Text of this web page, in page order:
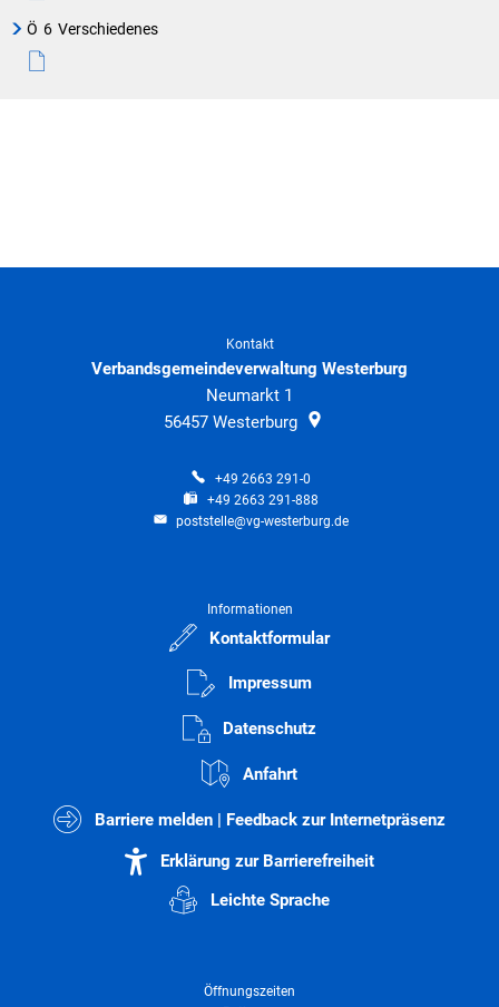
Ö 6 Verschiedenes
Kontakt
Verbandsgemeindeverwaltung Westerburg
Neumarkt 1
56457 Westerburg
+49 2663 291-0
+49 2663 291-888
poststelle@vg-westerburg.de
Informationen
Kontaktformular
Impressum
Datenschutz
Anfahrt
Barriere melden | Feedback zur Internetpräsenz
Erklärung zur Barrierefreiheit
Leichte Sprache
Öffnungszeiten